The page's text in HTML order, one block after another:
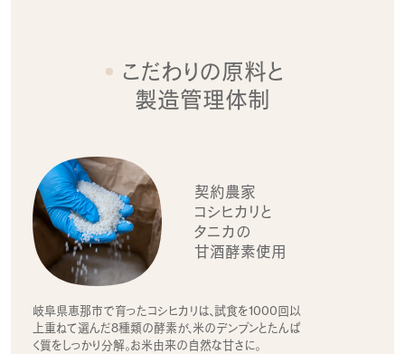
こだわりの原料と
製造管理体制
契約農家
コシヒカリと
タニカの
甘酒酵素使用
岐阜県恵那市で育ったコシヒカリは、試食を1000回以
上重ねて選んだ8種類の酵素が、米のデンプンとたんぱ
く質をしっかり分解。お米由来の自然な甘さに。